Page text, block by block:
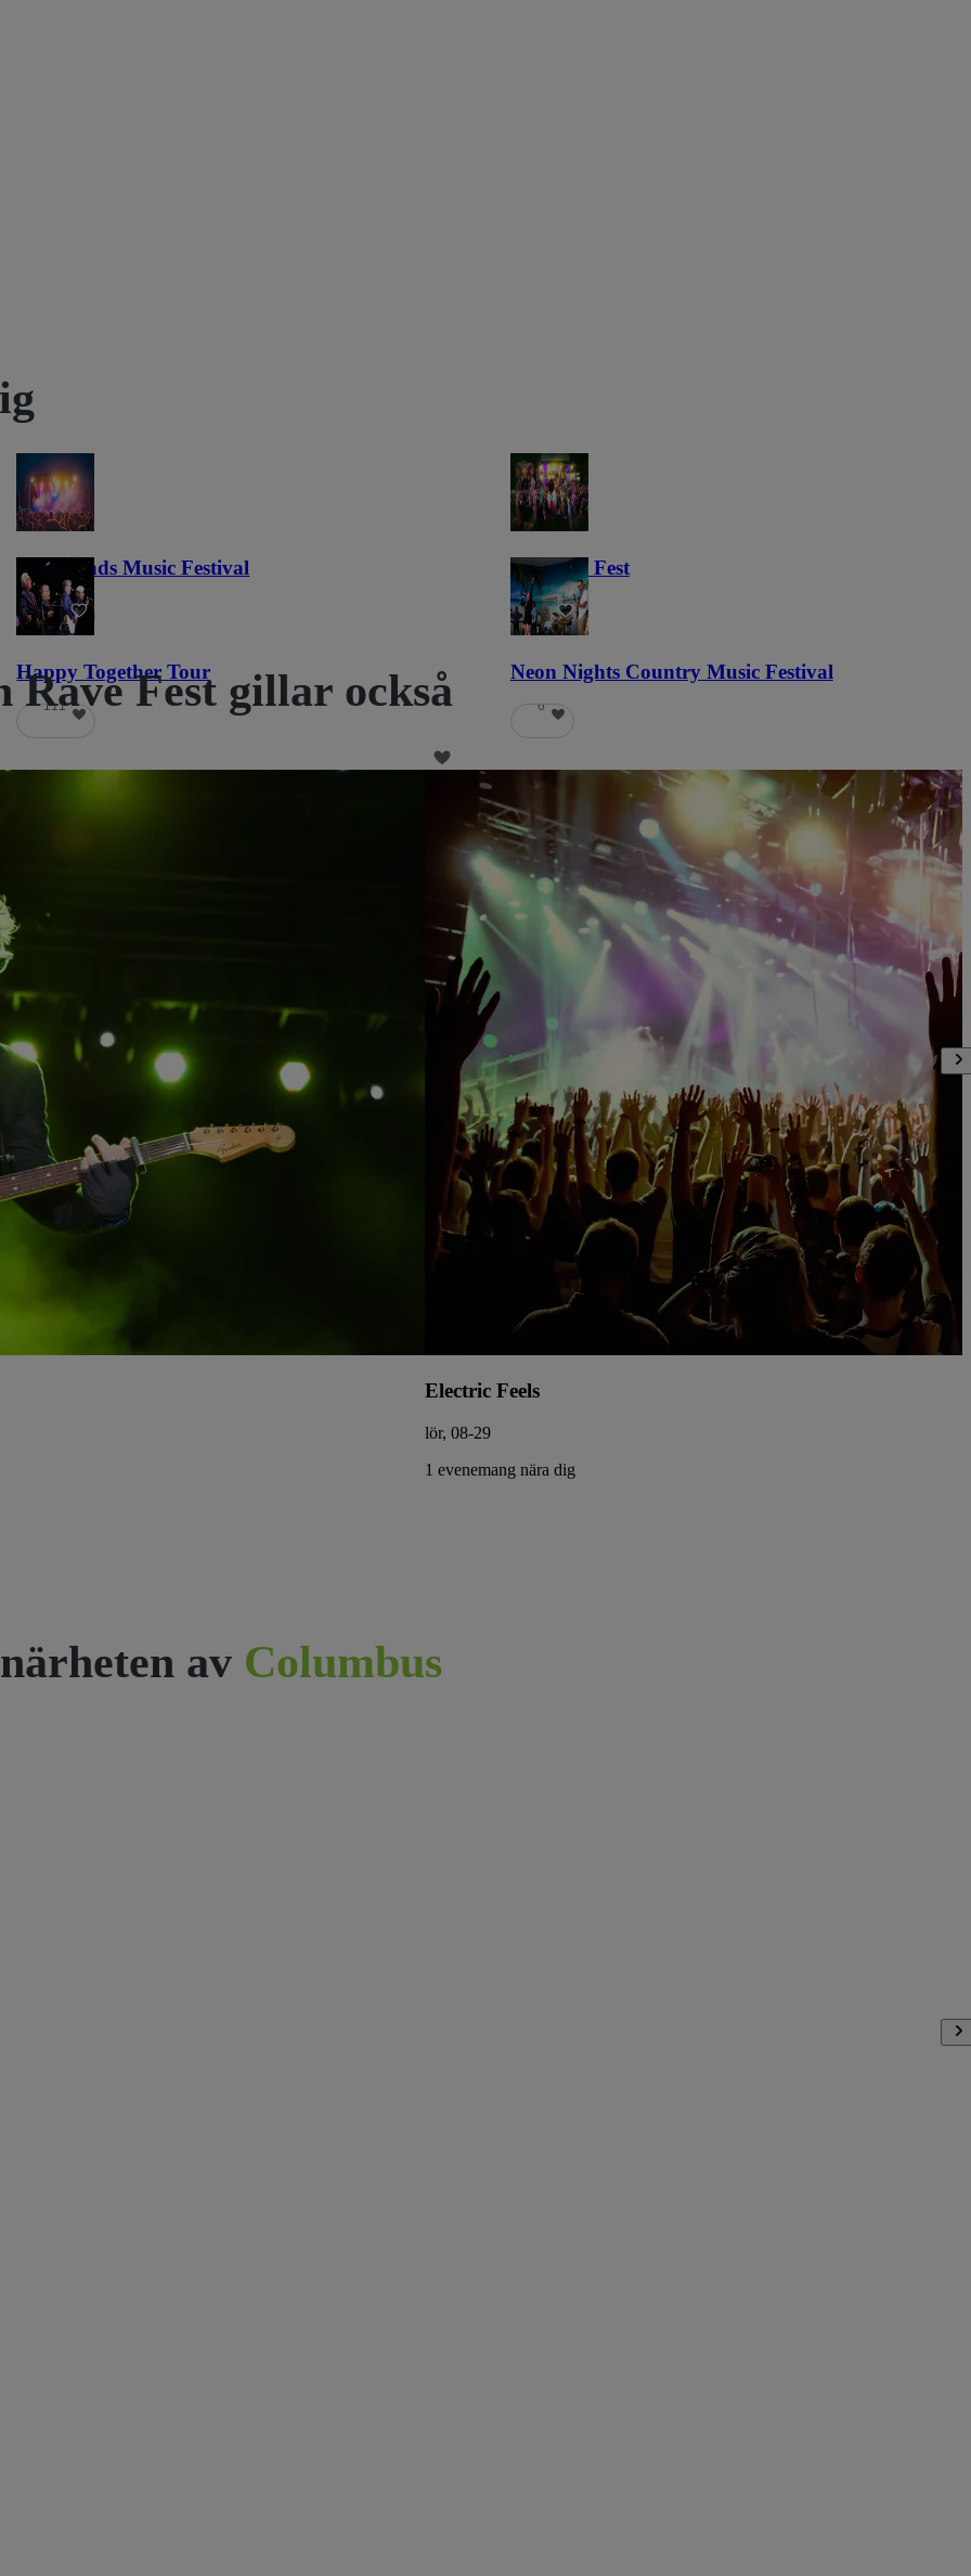
Lost Lands Music Festival
121
Haunted Fest
58
Happy Together Tour
111
Neon Nights Country Music Festival
6
Fest gillar också
Electric Feels
lör, 08-29
1 evenemang nära dig
av Columbus